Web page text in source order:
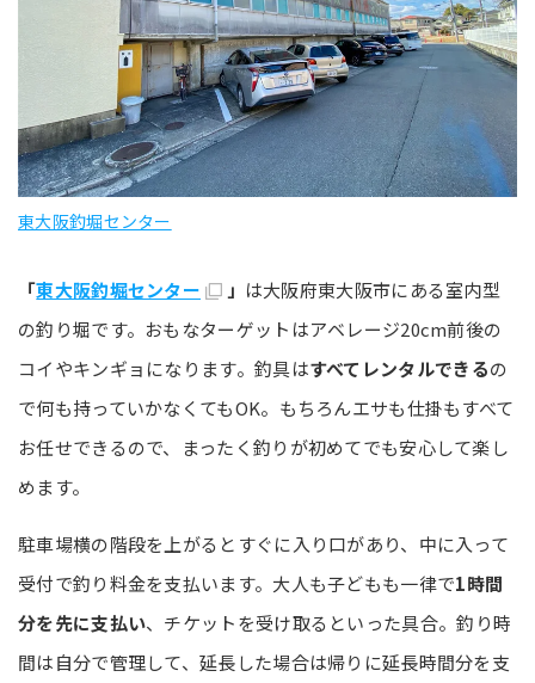
東大阪釣堀センター
「東大阪釣堀センター 」 は大阪府東大阪市にある室内型
の釣り堀です。おもなターゲットはアベレージ20cm前後の
コイやキンギョになります。釣具はすべてレンタルできるの
で何も持っていかなくてもOK。もちろんエサも仕掛もすべて
お任せできるので、まったく釣りが初めてでも安心して楽し
めます。
駐車場横の階段を上がるとすぐに入り口があり、中に入って
受付で釣り料金を支払います。大人も子どもも一律で1時間
分を先に支払い、チケットを受け取るといった具合。釣り時
間は自分で管理して、延長した場合は帰りに延長時間分を支